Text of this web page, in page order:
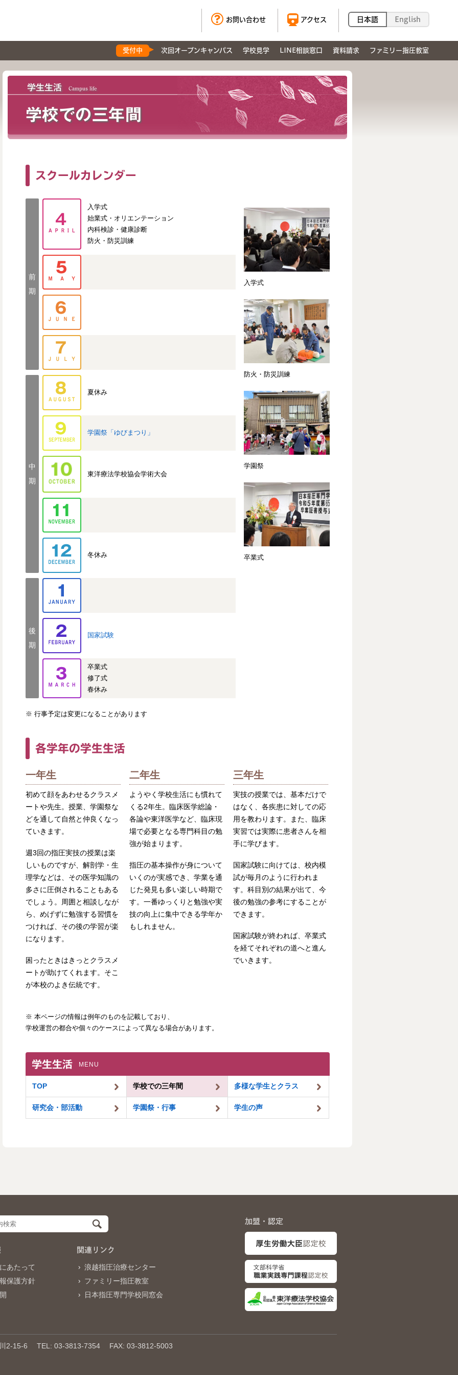
お問い合わせ アクセス 日本語 English
受付中 次回オープンキャンパス 学校見学 LINE相談窓口 資料請求 ファミリー指圧教室
学生生活 Campus life
学校での三年間
入学式
防火・防災訓練
学園祭
卒業式
スクールカレンダー
前
期
入学式
始業式・オリエンテーション
内科検診・健康診断
防火・防災訓練
中
期
夏休み
学園祭「ゆびまつり」
東洋療法学校協会学術大会
冬休み
後
期
国家試験
卒業式
修了式
春休み
※ 行事予定は変更になることがあります
各学年の学生生活
一年生
初めて顔をあわせるクラスメ
ートや先生。授業、学園祭な
どを通して自然と仲良くなっ
ていきます。
週3回の指圧実技の授業は楽
しいものですが、解剖学・生
理学などは、その医学知識の
多さに圧倒されることもある
でしょう。周囲と相談しなが
ら、めげずに勉強する習慣を
つければ、その後の学習が楽
になります。
困ったときはきっとクラスメ
ートが助けてくれます。そこ
が本校のよき伝統です。
二年生
ようやく学校生活にも慣れて
くる2年生。臨床医学総論・
各論や東洋医学など、臨床現
場で必要となる専門科目の勉
強が始まります。
指圧の基本操作が身について
いくのが実感でき、学業を通
じた発見も多い楽しい時期で
す。一番ゆっくりと勉強や実
技の向上に集中できる学年か
もしれません。
三年生
実技の授業では、基本だけで
はなく、各疾患に対しての応
用を教わります。また、臨床
実習では実際に患者さんを相
手に学びます。
国家試験に向けては、校内模
試が毎月のように行われま
す。科目別の結果が出て、今
後の勉強の参考にすることが
できます。
国家試験が終われば、卒業式
を経てそれぞれの道へと進ん
でいきます。
※ 本ページの情報は例年のものを記載しており、
学校運営の都合や個々のケースによって異なる場合があります。
学生生活 MENU
TOP 学校での三年間 多様な学生とクラス
研究会・部活動 学園祭・行事 学生の声
あたって
保護方針
関連リンク
浪越指圧治療センター
ファミリー指圧教室
日本指圧専門学校同窓会
加盟・認定
2-15-6 TEL: 03-3813-7354 FAX: 03-3812-5003